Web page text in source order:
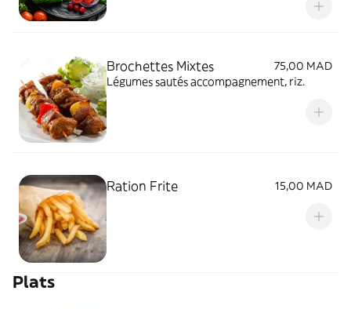
Brochettes Mixtes
75,00 MAD
Légumes sautés accompagnement, riz.
Ration Frite 15,00 MAD
Plats